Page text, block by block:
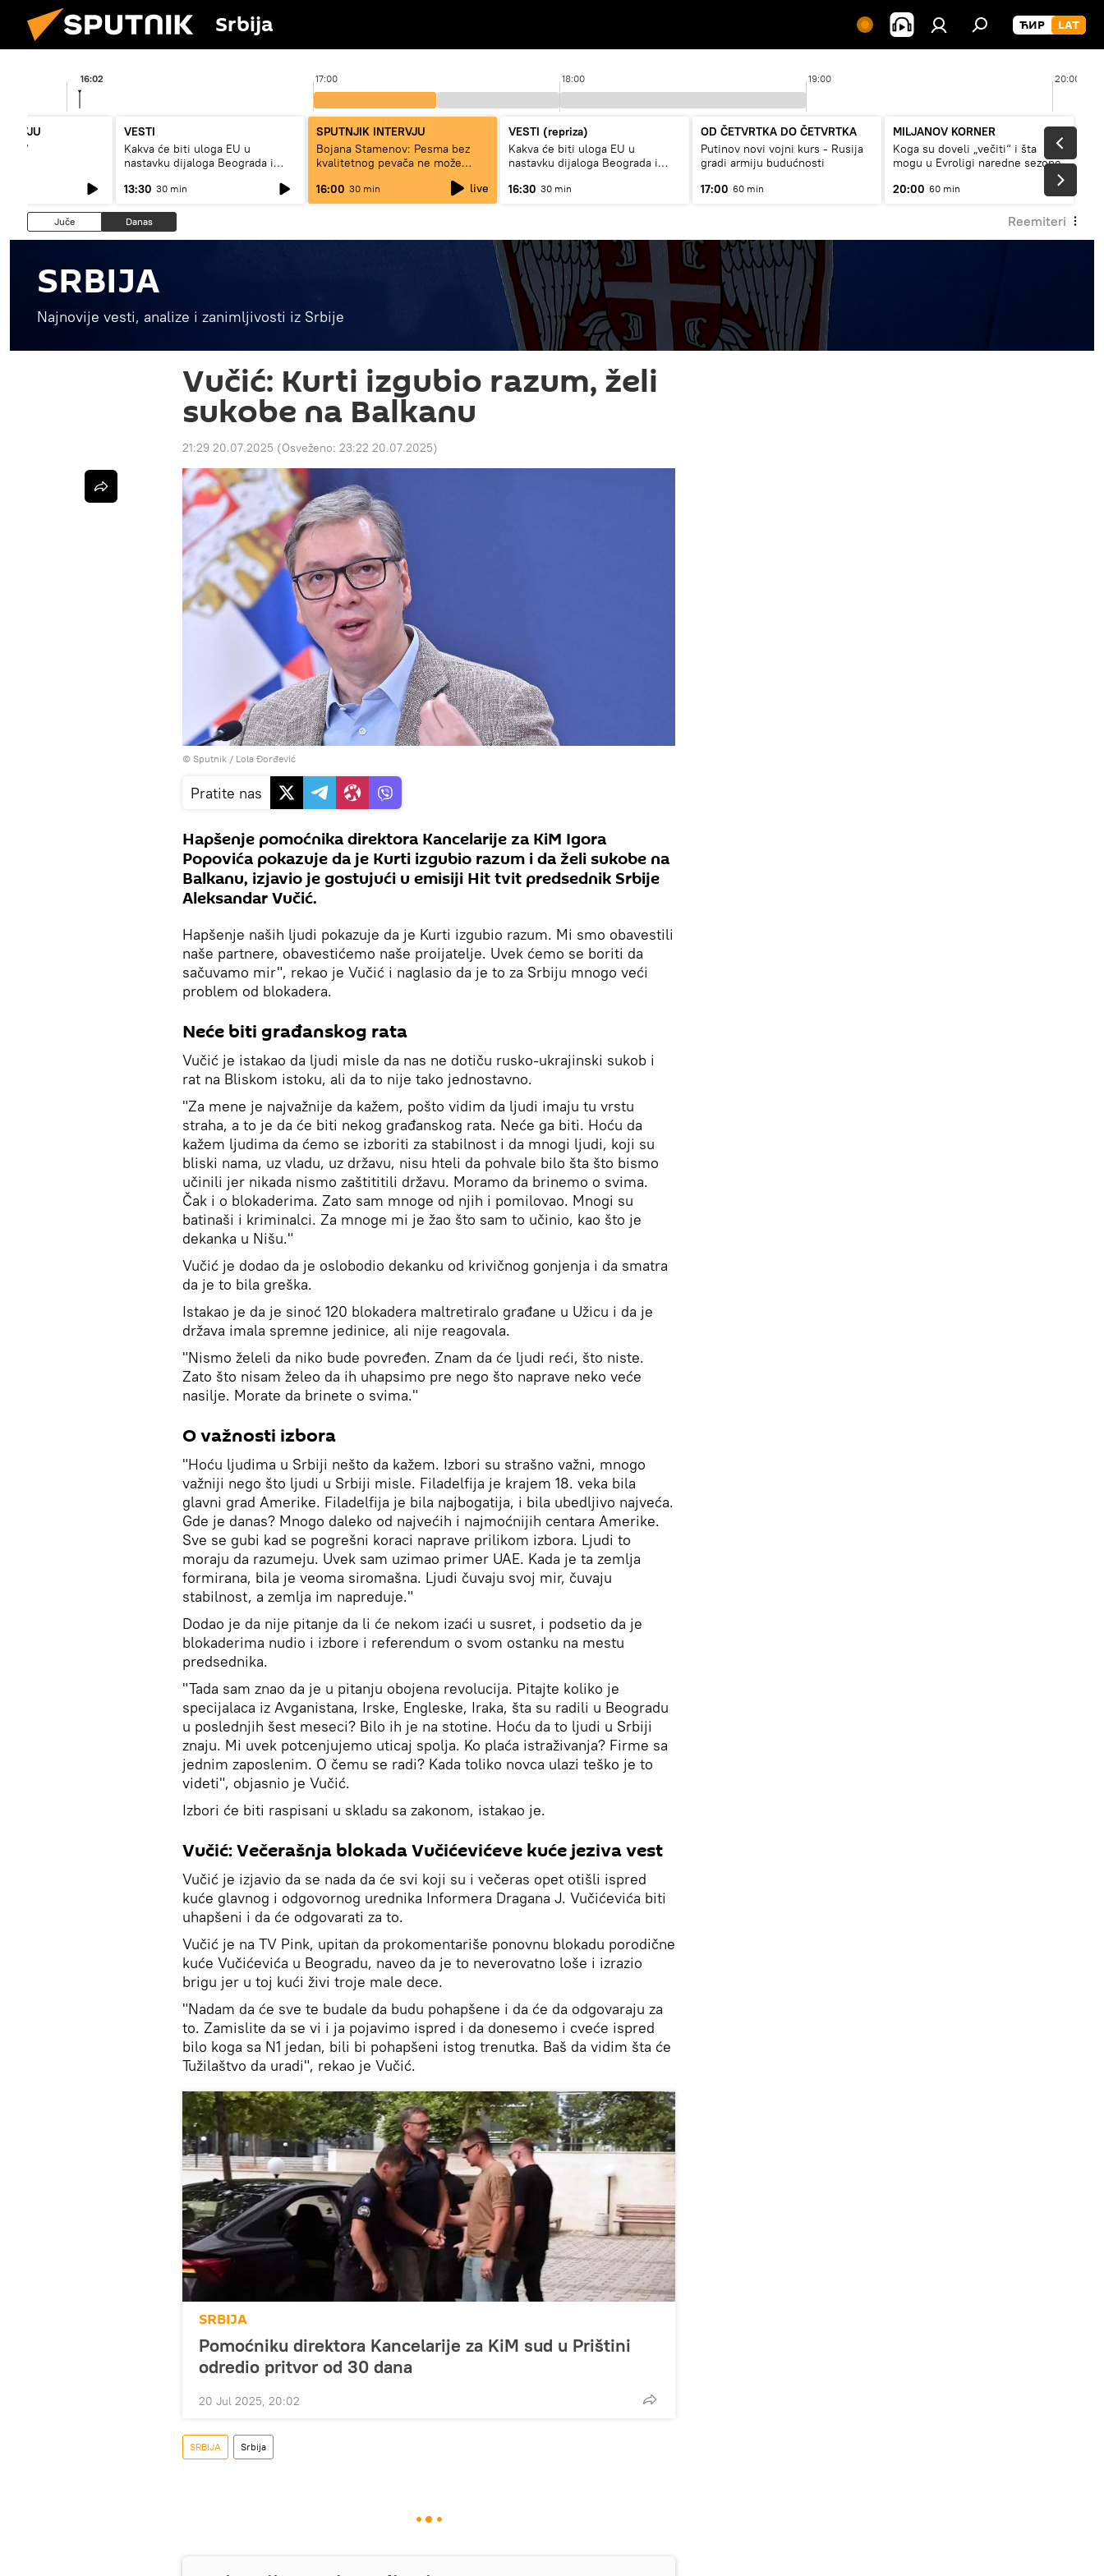
Srbija
17:00 18:00 19:00 20:00
16:02
VESTI
Kakva će biti uloga EU u
nastavku dijaloga Beograda i
13:30 30 min
SPUTNJIK INTERVJU
Bojana Stamenov: Pesma bez
kvalitetnog pevača ne može
16:00 30 min live
VESTI (repriza)
Kakva će biti uloga EU u
nastavku dijaloga Beograda i
16:30 30 min
OD ČETVRTKA DO ČETVRTKA
Putinov novi vojni kurs - Rusija
gradi armiju budućnosti
17:00 60 min
MILJANOV KORNER
Koga su doveli „večiti“ i šta
mogu u Evroligi naredne sezone
20:00 60 min
Juče Danas Reemiteri
SRBIJA
Najnovije vesti, analize i zanimljivosti iz Srbije
Vučić: Kurti izgubio razum, želi
sukobe na Balkanu
21:29 20.07.2025 (Osveženo: 23:22 20.07.2025)
© Sputnik / Lola Đorđević
Pratite nas
Hapšenje pomoćnika direktora Kancelarije za KiM Igora
Popovića pokazuje da je Kurti izgubio razum i da želi sukobe na
Balkanu, izjavio je gostujući u emisiji Hit tvit predsednik Srbije
Aleksandar Vučić.
Hapšenje naših ljudi pokazuje da je Kurti izgubio razum. Mi smo obavestili
naše partnere, obavestićemo naše proijatelje. Uvek ćemo se boriti da
sačuvamo mir", rekao je Vučić i naglasio da je to za Srbiju mnogo veći
problem od blokadera.
Neće biti građanskog rata
Vučić je istakao da ljudi misle da nas ne dotiču rusko-ukrajinski sukob i
rat na Bliskom istoku, ali da to nije tako jednostavno.
"Za mene je najvažnije da kažem, pošto vidim da ljudi imaju tu vrstu
straha, a to je da će biti nekog građanskog rata. Neće ga biti. Hoću da
kažem ljudima da ćemo se izboriti za stabilnost i da mnogi ljudi, koji su
bliski nama, uz vladu, uz državu, nisu hteli da pohvale bilo šta što bismo
učinili jer nikada nismo zaštititili državu. Moramo da brinemo o svima.
Čak i o blokaderima. Zato sam mnoge od njih i pomilovao. Mnogi su
batinaši i kriminalci. Za mnoge mi je žao što sam to učinio, kao što je
dekanka u Nišu."
Vučić je dodao da je oslobodio dekanku od krivičnog gonjenja i da smatra
da je to bila greška.
Istakao je da je sinoć 120 blokadera maltretiralo građane u Užicu i da je
država imala spremne jedinice, ali nije reagovala.
"Nismo želeli da niko bude povređen. Znam da će ljudi reći, što niste.
Zato što nisam želeo da ih uhapsimo pre nego što naprave neko veće
nasilje. Morate da brinete o svima."
O važnosti izbora
"Hoću ljudima u Srbiji nešto da kažem. Izbori su strašno važni, mnogo
važniji nego što ljudi u Srbiji misle. Filadelfija je krajem 18. veka bila
glavni grad Amerike. Filadelfija je bila najbogatija, i bila ubedljivo najveća.
Gde je danas? Mnogo daleko od najvećih i najmoćnijih centara Amerike.
Sve se gubi kad se pogrešni koraci naprave prilikom izbora. Ljudi to
moraju da razumeju. Uvek sam uzimao primer UAE. Kada je ta zemlja
formirana, bila je veoma siromašna. Ljudi čuvaju svoj mir, čuvaju
stabilnost, a zemlja im napreduje."
Dodao je da nije pitanje da li će nekom izaći u susret, i podsetio da je
blokaderima nudio i izbore i referendum o svom ostanku na mestu
predsednika.
"Tada sam znao da je u pitanju obojena revolucija. Pitajte koliko je
specijalaca iz Avganistana, Irske, Engleske, Iraka, šta su radili u Beogradu
u poslednjih šest meseci? Bilo ih je na stotine. Hoću da to ljudi u Srbiji
znaju. Mi uvek potcenjujemo uticaj spolja. Ko plaća istraživanja? Firme sa
jednim zaposlenim. O čemu se radi? Kada toliko novca ulazi teško je to
videti", objasnio je Vučić.
Izbori će biti raspisani u skladu sa zakonom, istakao je.
Vučić: Večerašnja blokada Vučićevićeve kuće jeziva vest
Vučić je izjavio da se nada da će svi koji su i večeras opet otišli ispred
kuće glavnog i odgovornog urednika Informera Dragana J. Vučićevića biti
uhapšeni i da će odgovarati za to.
Vučić je na TV Pink, upitan da prokomentariše ponovnu blokadu porodične
kuće Vučićevića u Beogradu, naveo da je to neverovatno loše i izrazio
brigu jer u toj kući živi troje male dece.
"Nadam da će sve te budale da budu pohapšene i da će da odgovaraju za
to. Zamislite da se vi i ja pojavimo ispred i da donesemo i cveće ispred
bilo koga sa N1 jedan, bili bi pohapšeni istog trenutka. Baš da vidim šta će
Tužilaštvo da uradi", rekao je Vučić.
SRBIJA
Pomoćniku direktora Kancelarije za KiM sud u Prištini
odredio pritvor od 30 dana
20 Jul 2025, 20:02
SRBIJA Srbija